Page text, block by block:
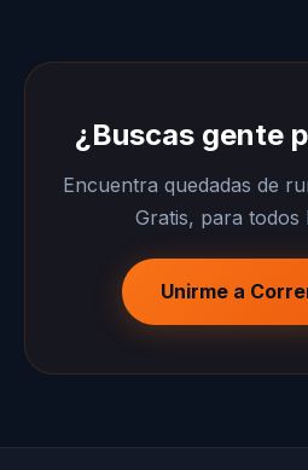
¿Buscas gente
Encuentra quedadas de
Gratis, para todos
Unirme a